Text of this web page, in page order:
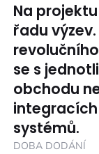
Na
řadu
se s
obchodu
systémů.
DOBA DODÁNÍ